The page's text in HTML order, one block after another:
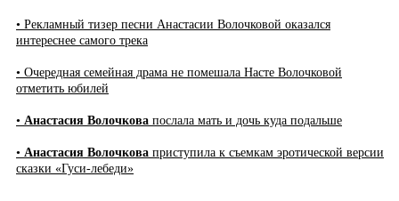
• Рекламный тизер песни Анастасии Волочковой оказался
интереснее самого трека
• Очередная семейная драма не помешала Насте Волочковой
отметить юбилей
• Анастасия Волочкова послала мать и дочь куда подальше
• Анастасия Волочкова приступила к съемкам эротической версии
сказки «Гуси-лебеди»